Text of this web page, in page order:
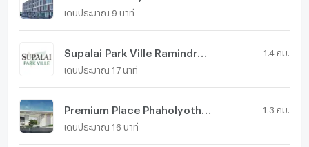
เดินประมาณ 9 นาที
Supalai Park Ville Ramindra 23 1.4 กม.
เดินประมาณ 17 นาที
1.3 กม.
เดินประมาณ 16 นาที